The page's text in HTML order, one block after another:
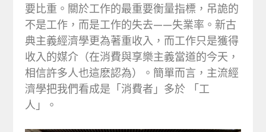
要比重。關於工作的最重要衡量指標，吊詭的
不是工作，而是工作的失去——失業率。新古
典主義經濟學更為著重收入，而工作只是獲得
收入的媒介（在消費與享樂主義當道的今天，
相信許多人也這麽認為）。簡單而言，主流經
濟學把我們看成是「消費者」多於 「工
人」。